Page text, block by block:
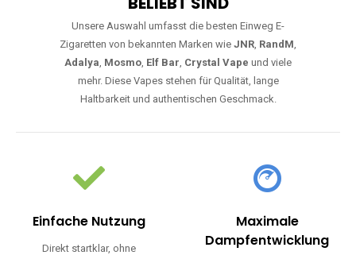
Unsere Auswahl umfasst die besten Einweg E-
Zigaretten von bekannten Marken wie JNR, RandM,
Adalya, Mosmo, Elf Bar, Crystal Vape und viele
mehr. Diese Vapes stehen für Qualität, lange
Haltbarkeit und authentischen Geschmack.
Einfache Nutzung
Direkt startklar, ohne
Maximale
Dampfentwicklung